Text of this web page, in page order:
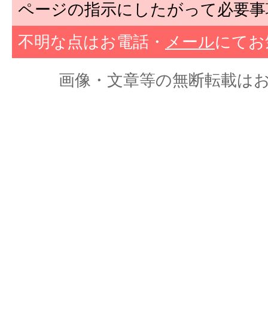
ページの指示にしたがって必要
不明な点はお電話・ メールにて
画像・文章等の無断転載